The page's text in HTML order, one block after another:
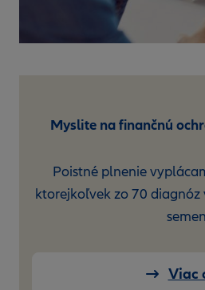
Myslite na finančnú
Poistné plnenie
ktorejkoľvek zo 70
Viac